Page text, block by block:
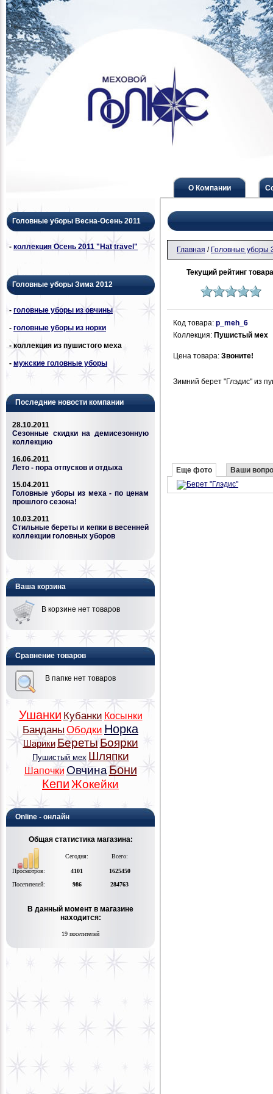
О Компании
Головные уборы Весна-Осень 2011
- коллекция Осень 2011 "Hat travel"
Головные уборы Зима 2012
- головные уборы из овчины
- головные уборы из норки
- коллекция из пушистого меха
- мужские головные уборы
Последние новости компании
28.10.2011
Сезонные скидки на демисезонную
коллекцию
16.06.2011
Лето - пора отпусков и отдыха
15.04.2011
Головные уборы из меха - по ценам
прошлого сезона!
10.03.2011
Стильные береты и кепки в весенней
коллекции головных уборов
Ваша корзина
В корзине нет товаров
Сравнение товаров
В папке нет товаров
Ушанки Кубанки Косынки
Банданы Ободки Норка
Шарики Береты Боярки
Пушистый мех Шляпки
Шапочки ОвчинаБони
Кепи Жокейки
Online - онлайн
Общая статистика магазина:
Сегодня: Всего:
Просмотров: 4101
1625450
Посетителей:
986 284763
В данный момент в магазине
находится:
19 посетителей
Главная / Головные уборы
Текущий рейтинг
Код товара: p_meh_6
Коллекция: Пушистый мех
Цена товара: Звоните!
Зимний берет "Глэдис" из
Еще фото Ваши